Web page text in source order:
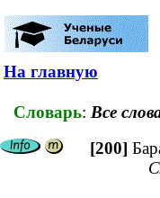
На главную
Словарь: Все
[200]